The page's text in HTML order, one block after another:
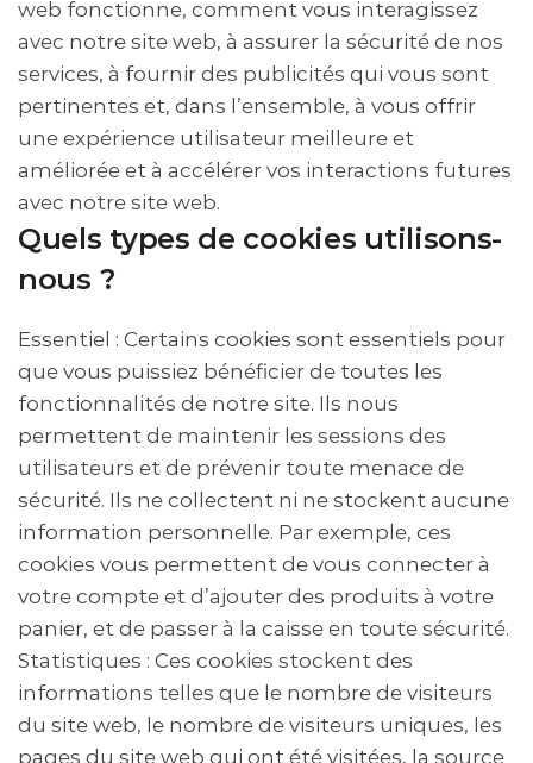
web fonctionne, comment vous interagissez
avec notre site web, à assurer la sécurité de nos
services, à fournir des publicités qui vous sont
pertinentes et, dans l’ensemble, à vous offrir
une expérience utilisateur meilleure et
améliorée et à accélérer vos interactions futures
avec notre site web.
Quels types de cookies utilisons-
nous ?
Essentiel : Certains cookies sont essentiels pour
que vous puissiez bénéficier de toutes les
fonctionnalités de notre site. Ils nous
permettent de maintenir les sessions des
utilisateurs et de prévenir toute menace de
sécurité. Ils ne collectent ni ne stockent aucune
information personnelle. Par exemple, ces
cookies vous permettent de vous connecter à
votre compte et d’ajouter des produits à votre
panier, et de passer à la caisse en toute sécurité.
Statistiques : Ces cookies stockent des
informations telles que le nombre de visiteurs
du site web, le nombre de visiteurs uniques, les
pages du site web qui ont été visitées, la source